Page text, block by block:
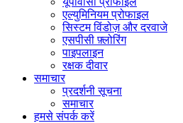
एल्युमिनियम प्रोफाइल
सिस्टम विंडोज़ और दरवाजे
एसपीसी फ़्लोरिंग
पाइपलाइन
रक्षक दीवार
समाचार
प्रदर्शनी सूचना
समाचार
हमसे संपर्क करें